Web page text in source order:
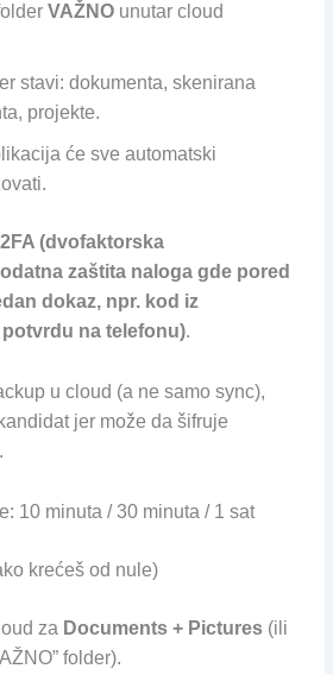
VAŽNOunutar cloud
stavi: dokumenta, skenirana
projekte.
će sve automatski
2FA (dvofaktorska
zaštita naloga gde pored
dokaz, npr. kod iz
na telefonu).
u cloud (a ne samo sync),
jer može da šifruje
10 minuta / 30 minuta / 1 sat
krećeš od nule)
za Documents + Pictures(ili
folder).